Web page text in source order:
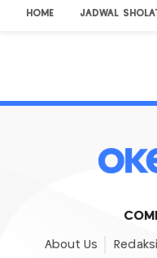
HOME JADWAL
About Us Redaksi